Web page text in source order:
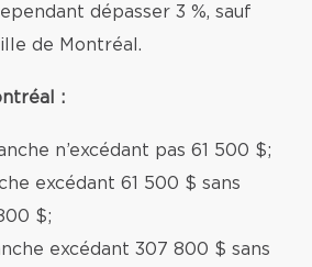
dépasser 3 %, sauf
de Montréal.
:
n’excédant pas 61 500 $;
excédant 61 500 $ sans
$;
excédant 307 800 $ sans